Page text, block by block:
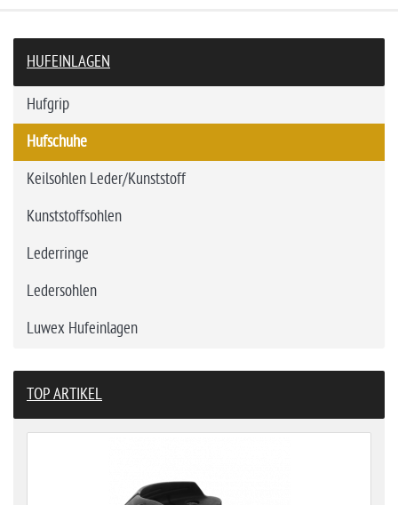
HUFEINLAGEN
Hufgrip
Hufschuhe
Keilsohlen Leder/Kunststoff
Kunststoffsohlen
Lederringe
Ledersohlen
Luwex Hufeinlagen
TOP ARTIKEL